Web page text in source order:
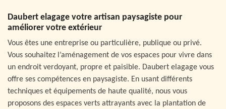
Daubert elagage votre artisan paysagiste pour
améliorer votre extérieur
Vous êtes une entreprise ou particulière, publique ou privé.
Vous souhaitez l’aménagement de vos espaces pour vivre dans
un endroit verdoyant, propre et paisible. Daubert elagage vous
offre ses compétences en paysagiste. En usant différents
techniques et équipements de haute qualité, nous vous
proposons des espaces verts attrayants avec la plantation de